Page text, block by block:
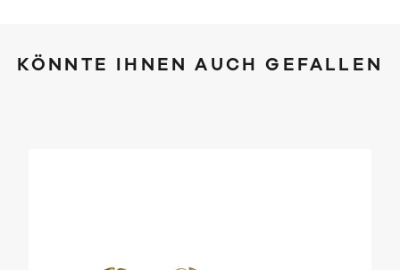
KÖNNTE IHNEN AUCH GEFALLEN